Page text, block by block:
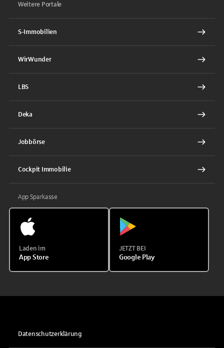
Weitere Portale
S-Immobilien
WirWunder
LBS
Deka
Jobbörse
Cockpit Immobilie
App Sparkasse
Laden im
App Store
JETZT BEI
Google Play
Datenschutzerklärung